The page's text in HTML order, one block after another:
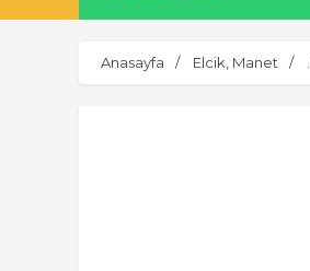
Anasayfa Elcik, Manet